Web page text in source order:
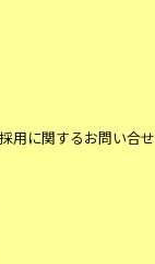
採用に関するお問い合せ